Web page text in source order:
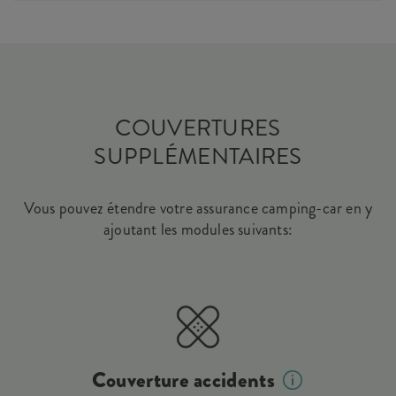
COUVERTURES
SUPPLÉMENTAIRES
Vous pouvez étendre votre assurance camping-car en y
ajoutant les modules suivants:
Couverture accidents